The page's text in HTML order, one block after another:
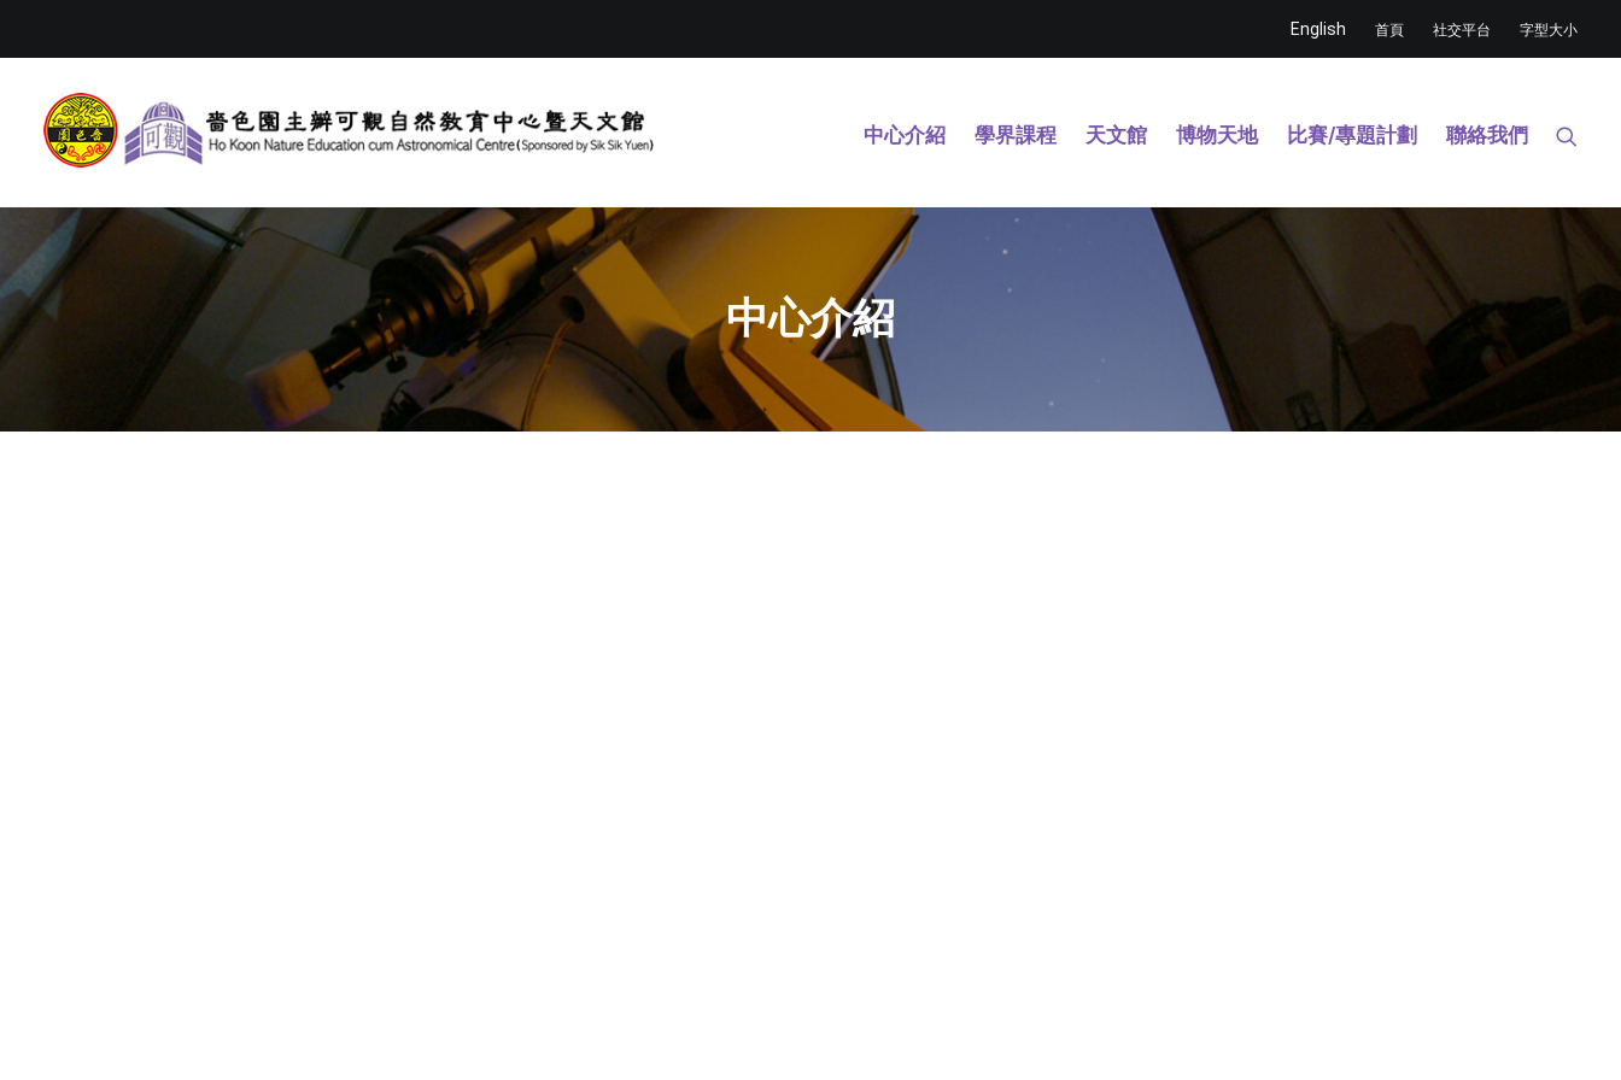
English 首頁 社交平台 字型大小
中心介紹 學界課程 天文館 博物天地 比賽/專題計劃 聯絡我們
中心介紹